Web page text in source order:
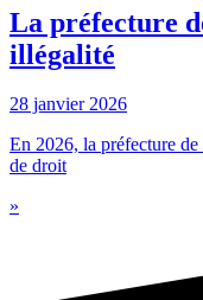
La préfecture
illégalité
28 janvier 2026
En 2026, la préfecture de
de droit
»